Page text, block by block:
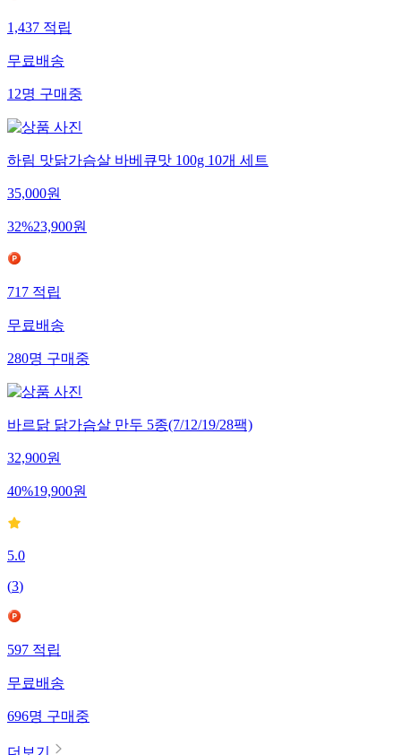
1,437적립
무료배송
12명구매중
하림 맛닭가슴살 바베큐맛 100g 10개 세트
35,000원
32%23,900원
717적립
무료배송
280명구매중
바르닭 닭가슴살 만두 5종(7/12/19/28팩)
32,900원
40%19,900원
5.0
(3)
597적립
무료배송
696명구매중